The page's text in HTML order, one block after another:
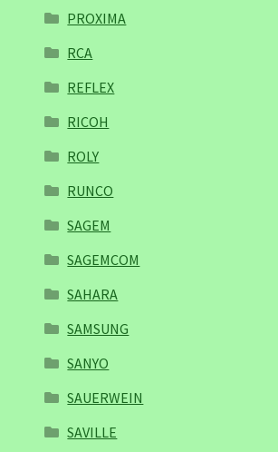
PROXIMA
RCA
REFLEX
RICOH
ROLY
RUNCO
SAGEM
SAGEMCOM
SAHARA
SAMSUNG
SANYO
SAUERWEIN
SAVILLE